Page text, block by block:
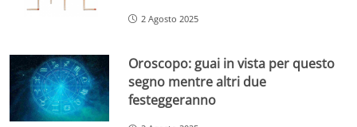
2 Agosto 2025
Oroscopo: guai in vista per questo
segno mentre altri due
festeggeranno